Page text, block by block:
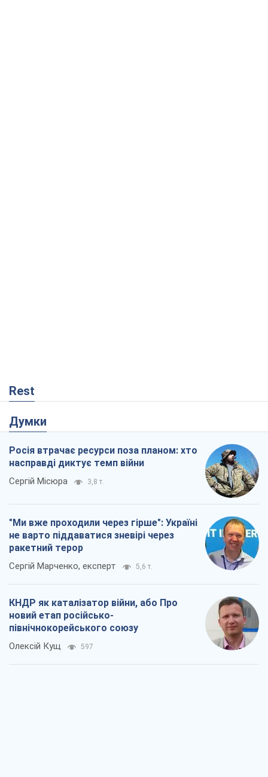
Rest
Думки
Росія втрачає ресурси поза планом: хто
насправді диктує темп війни
Сергій Місюра 3,8 т.
"Ми вже проходили через гірше": Україні
не варто піддаватися зневірі через
ракетний терор
Сергій Марченко, експерт 5,6 т.
КНДР як каталізатор війни, або Про
новий етап російсько-
північнокорейського союзу
Олексій Кущ 597